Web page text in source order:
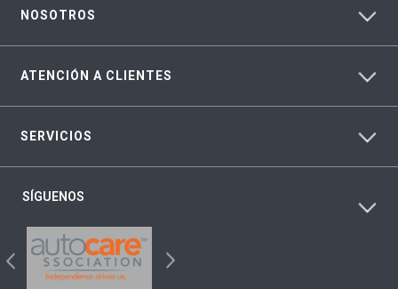
NOSOTROS
ATENCIÓN A CLIENTES
SERVICIOS
SÍGUENOS